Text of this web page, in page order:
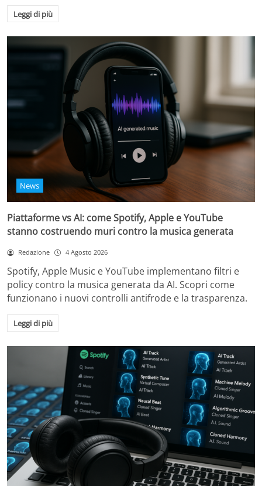
Leggi di più
News
Piattaforme vs AI: come Spotify, Apple e YouTube
stanno costruendo muri contro la musica generata
Redazione 4 Agosto 2026
Spotify, Apple Music e YouTube implementano filtri e
policy contro la musica generata da AI. Scopri come
funzionano i nuovi controlli antifrode e la trasparenza.
Leggi di più